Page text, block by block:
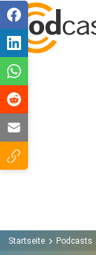
Startseite Podcasts